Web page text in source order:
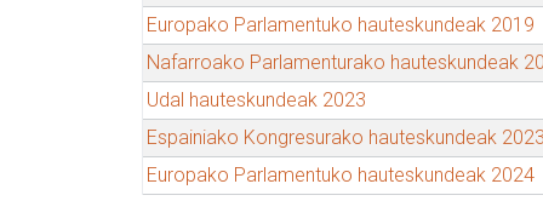
Europako Parlamentuko hauteskundeak 2019
Nafarroako Parlamenturako hauteskundeak
Udal hauteskundeak 2023
Espainiako Kongresurako hauteskundeak 2023
Europako Parlamentuko hauteskundeak 2024